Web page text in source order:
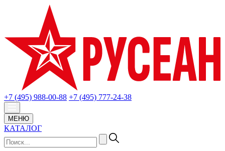
+7 (495) 988-00-88 +7 (495) 777-24-38
МЕНЮ
КАТАЛОГ